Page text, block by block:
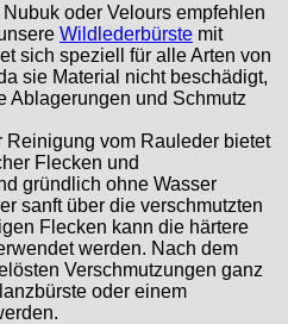
oder Velours empfehlen
Wildlederbürste mit
sich speziell für alle Arten von
sie Material nicht beschädigt,
Ablagerungen und Schmutz
Reinigung vom Rauleder bietet
Flecken und
gründlich ohne Wasser
sanft über die verschmutzten
Flecken kann die härtere
werden. Nach dem
Verschmutzungen ganz
oder einem